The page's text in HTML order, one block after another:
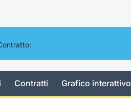
Contratti Grafico interattivo